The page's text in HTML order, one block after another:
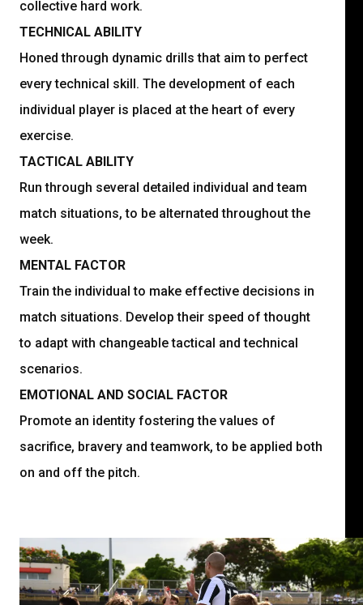
collective hard work.
TECHNICAL ABILITY
Honed through dynamic drills that aim to perfect
every technical skill. The development of each
individual player is placed at the heart of every
exercise.
TACTICAL ABILITY
Run through several detailed individual and team
match situations, to be alternated throughout the
week.
MENTAL FACTOR
Train the individual to make effective decisions in
match situations. Develop their speed of thought
to adapt with changeable tactical and technical
scenarios.
EMOTIONAL AND SOCIAL FACTOR
Promote an identity fostering the values of
sacrifice, bravery and teamwork, to be applied both
on and off the pitch.